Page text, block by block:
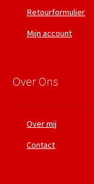
Retourformulier
Mijn account
Over Ons
Over mij
Contact